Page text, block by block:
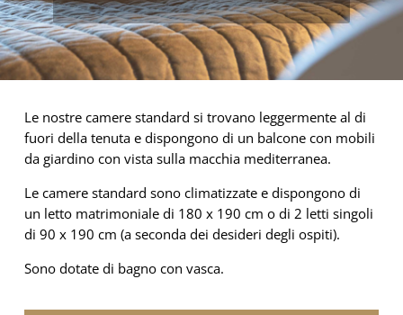
Le nostre camere standard si trovano leggermente al di
fuori della tenuta e dispongono di un balcone con mobili
da giardino con vista sulla macchia mediterranea.
Le camere standard sono climatizzate e dispongono di
un letto matrimoniale di 180 x 190 cm o di 2 letti singoli
di 90 x 190 cm (a seconda dei desideri degli ospiti).
Sono dotate di bagno con vasca.